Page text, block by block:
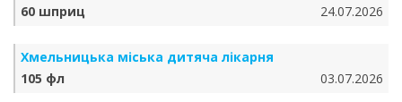
60 шприц
24.07.2026
Хмельницька міська дитяча лікарня
105 фл
03.07.2026